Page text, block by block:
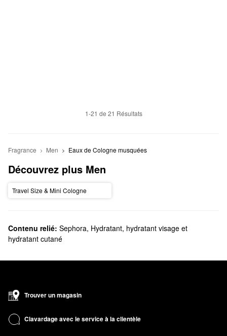
1-21 de 21 Résultats
Fragrance Men Eaux de Cologne musquées
Découvrez plus Men
Travel Size & Mini Cologne
Contenu relié: Sephora, Hydratant, hydratant visage et
hydratant cutané
Trouver un magasin
Clavardage avec le service à la clientèle